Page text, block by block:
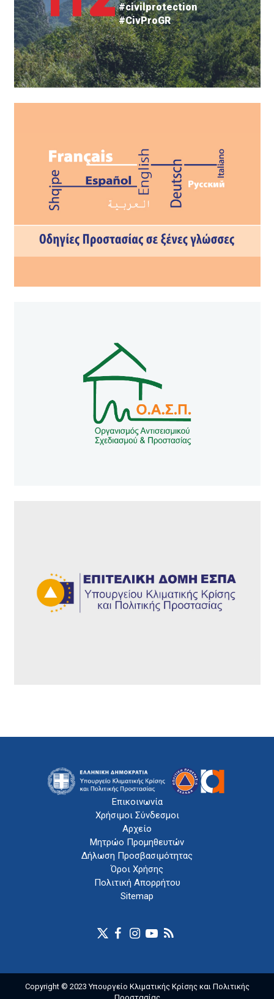
#civilprotection
#CivProGR
Επικοινωνία
Χρήσιμοι Σύνδεσμοι
Αρχείο
Μητρώο Προμηθευτών
Δήλωση Προσβασιμότητας
Όροι Χρήσης
Πολιτική Απορρήτου
Sitemap
Copyright © 2023 Υπουργείο Κλιματικής Κρίσης και Πολιτικής